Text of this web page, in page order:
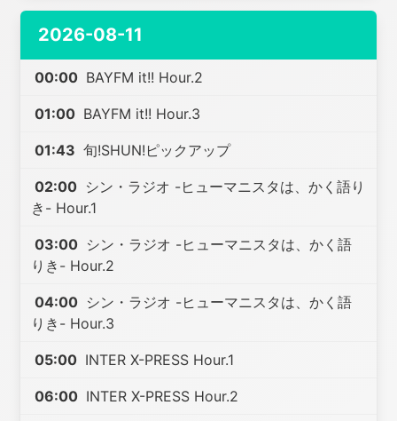
2026-08-11
00:00 BAYFM it!! Hour.2
01:00 BAYFM it!! Hour.3
01:43 旬!SHUN!ピックアップ
02:00 シン・ラジオ -ヒューマニスタは、かく語り
き- Hour.1
03:00 シン・ラジオ -ヒューマニスタは、かく語
りき- Hour.2
04:00 シン・ラジオ -ヒューマニスタは、かく語
りき- Hour.3
05:00 INTER X-PRESS Hour.1
06:00 INTER X-PRESS Hour.2